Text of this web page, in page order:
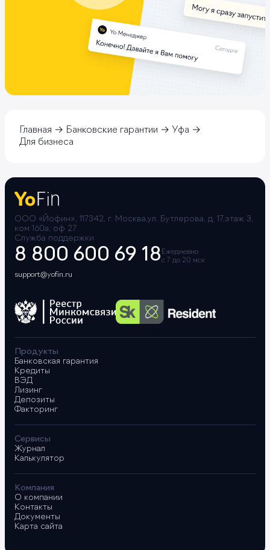
Главная Банковские гарантии
Уфа
Для бизнеса
ООО «Йофин», 117342, г. Москва,ул. Бутлерова, д. 17,этаж 3,
ком 160а, оф 27
Служба поддержки
8 800 600 69 18 Ежедневно
с 7 до 20 мск
support@yofin.ru
Продукты
Банковская гарантия
Кредиты
ВЭД
Лизинг
Депозиты
Факторинг
Сервисы
Журнал
Калькулятор
Компания
О компании
Контакты
Документы
Карта сайта